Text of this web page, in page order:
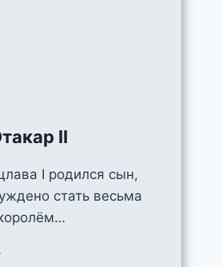
II
I родился сын,
стать весьма